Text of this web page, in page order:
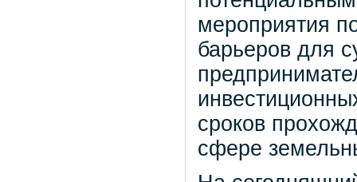
мероприятия
барьеров для
сроков
сфере